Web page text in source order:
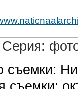
Серия:
съемки:
съемки: